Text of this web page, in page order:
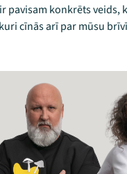
Youtube
X
pavisam konkrēts veids,
cīnās arī par mūsu